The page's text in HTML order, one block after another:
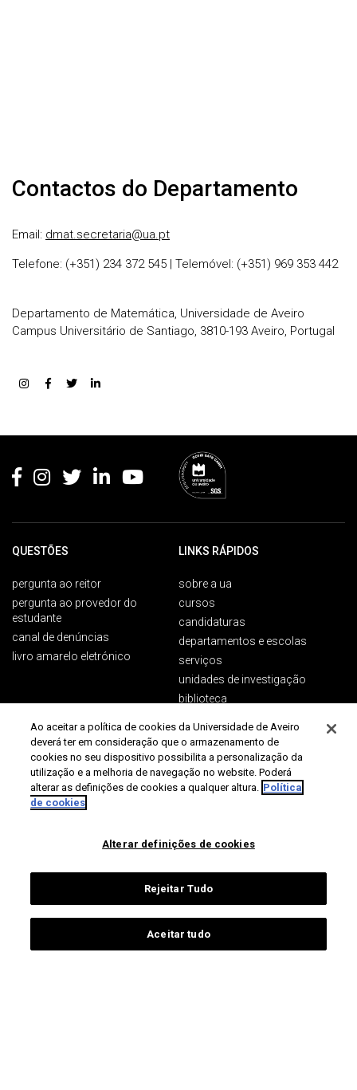
Contactos do Departamento
Email: dmat.secretaria@ua.pt
Telefone: (+351) 234 372 545 | Telemóvel: (+351) 969 353 442
Departamento de Matemática, Universidade de Aveiro
Campus Universitário de Santiago, 3810-193 Aveiro, Portugal
QUESTÕES
pergunta ao reitor
pergunta ao provedor do
estudante
canal de denúncias
livro amarelo eletrónico
LINKS RÁPIDOS
sobre a ua
cursos
candidaturas
departamentos e escolas
serviços
unidades de investigação
biblioteca
PÚBLICOS
futuros estudantes
estudantes ua
comunicação e media
CONTACTOS
Campus Universitário de
contactos gerais
Ao aceitar a política de cookies da Universidade de Aveiro
deverá ter em consideração que o armazenamento de
cookies no seu dispositivo possibilita a personalização da
utilização e a melhoria de navegação no website. Poderá
alterar as definições de cookies a qualquer altura. Política
de cookies
Alterar definições de cookies
Rejeitar Tudo
Aceitar tudo